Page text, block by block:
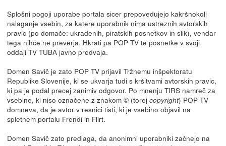
Splošni pogoji uporabe portala sicer prepovedujejo kakršnokoli
nalaganje vsebin, za katere uporabnik nima ustreznih avtorskih
pravic (po domače: ukradenih, piratskih posnetkov in slik), vendar
tega nihče ne preverja. Hkrati pa POP TV te posnetke v svoji
oddaji TV TUBA javno predvaja.
Domen Savič je zato POP TV prijavil Tržnemu inšpektoratu
Republike Slovenije, ki se ukvarja tudi s kršitvami avtorskih pravic,
ki pa je podal precej zanimiv odgovor. Po mnenju TIRS namreč za
vsebine, ki niso označene z znakom © (torej copyright) POP TV
domneva, da je avtor v resnici tisti, ki je vsebino objavil na
spletnem portalu Frendi in Flirt.
Domen Savič zato predlaga, da anonimni uporabniki začnejo na